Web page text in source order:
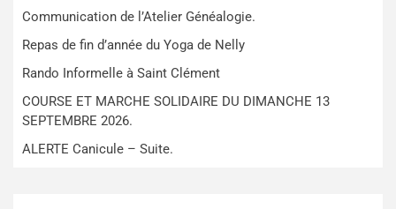
Communication de l’Atelier Généalogie.
Repas de fin d’année du Yoga de Nelly
Rando Informelle à Saint Clément
COURSE ET MARCHE SOLIDAIRE DU DIMANCHE 13
SEPTEMBRE 2026.
ALERTE Canicule – Suite.